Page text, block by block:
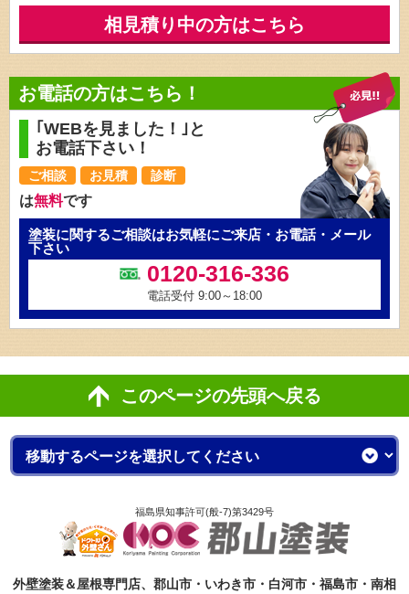
相見積り中の方はこちら
お電話の方はこちら！
｢WEBを見ました！｣と
お電話下さい！
ご相談 お見積 診断
は無料です
塗装に関するご相談はお気軽にご来店・お電話・メール
下さい
0120-316-336
電話受付 9:00～18:00
このページの先頭へ戻る
福島県知事許可(般-7)第3429号
外壁塗装＆屋根専門店、郡山市・いわき市・白河市・福島市・南相